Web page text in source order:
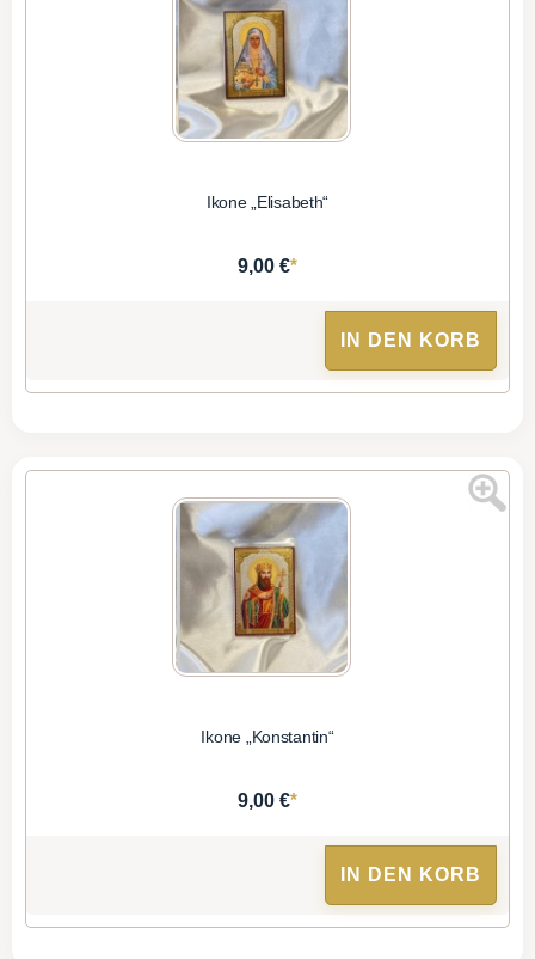
Ikone „Elisabeth“
9,00 €*
IN DEN KORB
Ikone „Konstantin“
9,00 €*
IN DEN KORB